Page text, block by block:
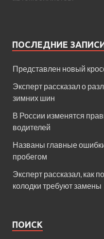
ПОСЛЕДНИЕ
Представлен новый
Эксперт рассказал о
зимних шин
В России изменятся
водителей
Названы главные
пробегом
Эксперт рассказал, как
колодки требуют замены
ПОИСК